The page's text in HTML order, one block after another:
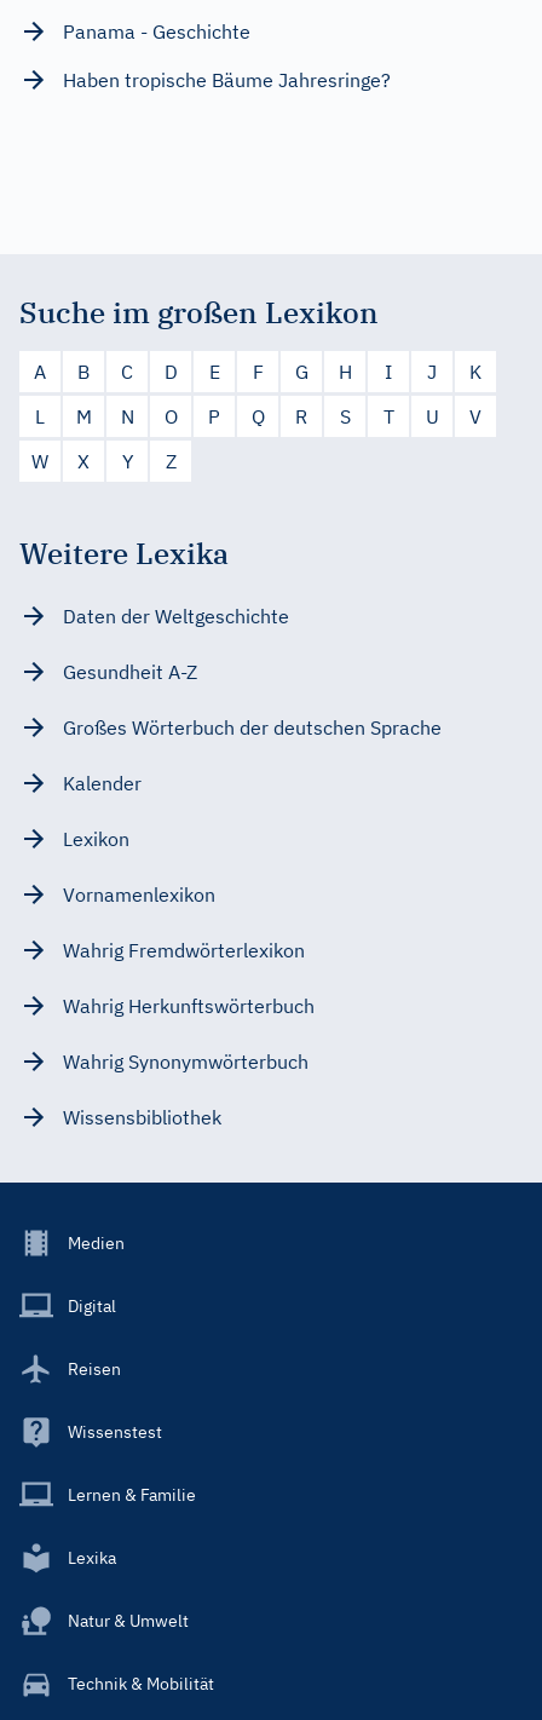
Panama - Geschichte
Haben tropische Bäume Jahresringe?
Suche im großen Lexikon
A B C D E F G H I J
K
L
M N O P Q R S T U
V
W
X Y Z
Weitere Lexika
Daten der Weltgeschichte
Gesundheit A-Z
Großes Wörterbuch der deutschen Sprache
Kalender
Lexikon
Vornamenlexikon
Wahrig Fremdwörterlexikon
Wahrig Herkunftswörterbuch
Wahrig Synonymwörterbuch
Wissensbibliothek
Footer
Main
Medien
Digital
Reisen
Wissenstest
Lernen & Familie
Lexika
Natur & Umwelt
Technik & Mobilität